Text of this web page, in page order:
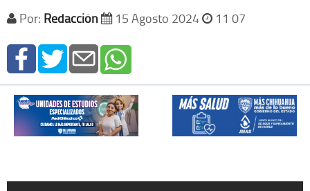
Por: Redacción 15 Agosto 2024 11 07